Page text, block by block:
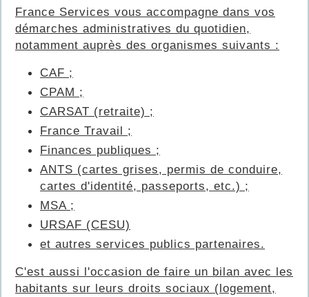
France Services vous accompagne dans vos
démarches administratives du quotidien,
notamment auprès des organismes suivants :
CAF ;
CPAM ;
CARSAT (retraite) ;
France Travail ;
Finances publiques ;
ANTS (cartes grises, permis de conduire,
cartes d'identité, passeports, etc.) ;
MSA ;
URSAF (CESU)
et autres services publics partenaires.
C'est aussi l'occasion de faire un bilan avec les
habitants sur leurs droits sociaux (logement,